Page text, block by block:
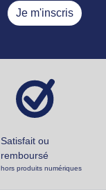
Je m'inscris
Satisfait ou
remboursé
hors produits numériques